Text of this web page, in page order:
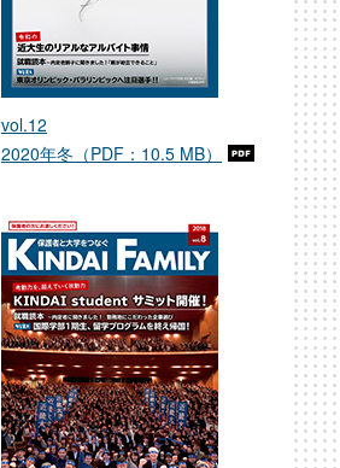
vol.12
2020年冬（PDF：10.5 MB）